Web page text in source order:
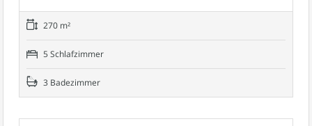
270 m²
5 Schlafzimmer
3 Badezimmer